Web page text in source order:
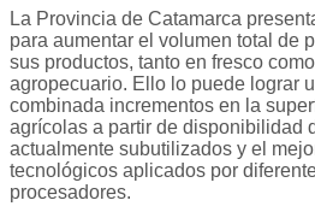
La Provincia de Catamarca
para aumentar el volumen total de
sus productos, tanto en fresco
agropecuario. Ello lo puede lograr
combinada incrementos en la
agrícolas a partir de disponibilidad
actualmente subutilizados y el
tecnológicos aplicados por
procesadores.